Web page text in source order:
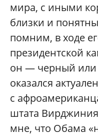
мира, с иными
близки и
помним, в ходе
президентской
он — черный
оказался
с
штата
мне, что Обама